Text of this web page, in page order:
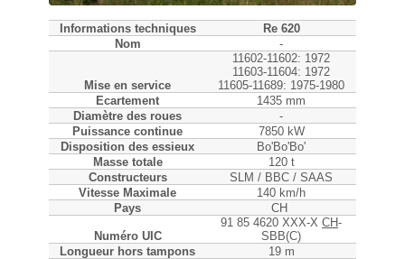
Informations techniques
Re 620
Nom
-
Mise en service
11602-11602: 1972
11603-11604: 1972
11605-11689: 1975-1980
Ecartement
1435 mm
Diamètre des roues
-
Puissance continue
7850 kW
Disposition des essieux
Bo'Bo'Bo'
Masse totale
120 t
Constructeurs
SLM / BBC / SAAS
Vitesse Maximale
140 km/h
Pays
CH
Numéro UIC
91 85 4620 XXX-XCH-
SBB(C)
Longueur hors tampons
19 m